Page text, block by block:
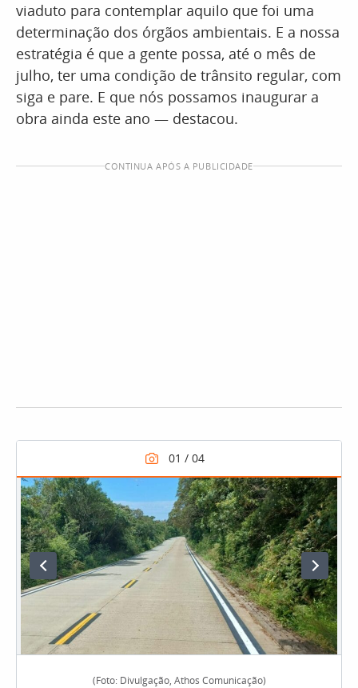
viaduto para contemplar aquilo que foi uma
determinação dos órgãos ambientais. E a nossa
estratégia é que a gente possa, até o mês de
julho, ter uma condição de trânsito regular, com
siga e pare. E que nós possamos inaugurar a
obra ainda este ano — destacou.
CONTINUA APÓS A PUBLICIDADE
(Foto: Divulgação, Athos Comunicação)